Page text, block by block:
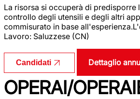
La risorsa si occuperà di predisporre
controllo degli utensili e degli altri
commisurato in base
Lavoro: Saluzzese (CN)
Candidati Dettaglio
OPERAI/